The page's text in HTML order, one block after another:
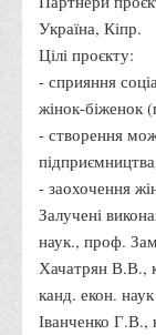
Програми
Перелік
основі
випробувань
Вступникам з
Як обрати
Ми в Telegram
Україна, Кіпр.
Цілі проєкту:
- сприяння
жінок-біженок
- створення
- заохочення
Залучені
наук., проф.
Хачатрян В.В.,
канд. екон.
Іванченко